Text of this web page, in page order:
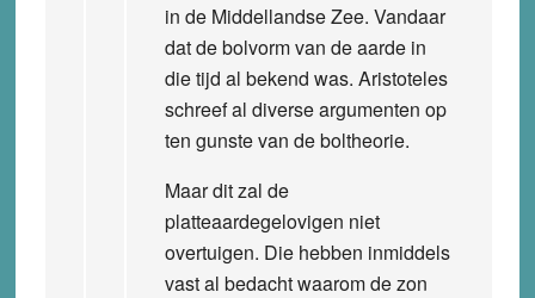
in de Middellandse Zee. Vandaar
dat de bolvorm van de aarde in
die tijd al bekend was. Aristoteles
schreef al diverse argumenten op
ten gunste van de boltheorie.
Maar dit zal de
platteaardegelovigen niet
overtuigen. Die hebben inmiddels
vast al bedacht waarom de zon